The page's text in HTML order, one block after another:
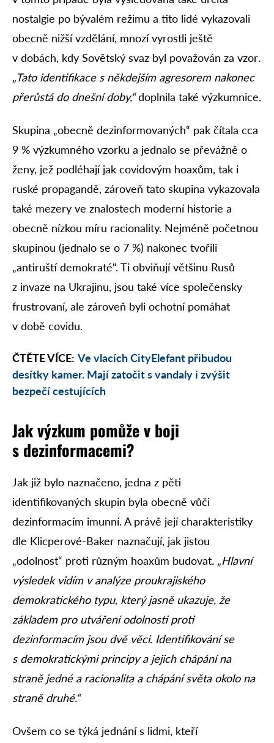
nostalgie po bývalém režimu a tito lidé vykazovali
obecně nižší vzdělání, mnozí vyrostli ještě
v dobách, kdy Sovětský svaz byl považován za vzor.
„Tato identifikace s někdejším agresorem nakonec
přerůstá do dnešní doby,“doplnila také výzkumnice.
Skupina „obecně dezinformovaných“ pak čítala cca
9 % výzkumného vzorku a jednalo se převážně o
ženy, jež podléhají jak covidovým hoaxům, tak i
ruské propagandě, zároveň tato skupina vykazovala
také mezery ve znalostech moderní historie a
obecně nízkou míru racionality. Nejméně početnou
skupinou (jednalo se o 7 %) nakonec tvořili
„antiruští demokraté“. Ti obviňují většinu Rusů
z invaze na Ukrajinu, jsou také více společensky
frustrovaní, ale zároveň byli ochotní pomáhat
v době covidu.
ČTĚTE VÍCE: Ve vlacích CityElefant přibudou
desítky kamer. Mají zatočit s vandaly i zvýšit
bezpečí cestujících
Jak výzkum pomůže v boji
s dezinformacemi?
Jak již bylo naznačeno, jedna z pěti
identifikovaných skupin byla obecně vůči
dezinformacím imunní. A právě její charakteristiky
dle Klicperové-Baker naznačují, jak jistou
„odolnost“ proti různým hoaxům budovat. „Hlavní
výsledek vidím v analýze proukrajiského
demokratického typu, který jasně ukazuje, že
základem pro utváření odolnosti proti
dezinformacím jsou dvě věci. Identifikování se
s demokratickými principy a jejich chápání na
straně jedné a racionalita a chápání světa okolo na
straně druhé.“
Ovšem co se týká jednání s lidmi, kteří